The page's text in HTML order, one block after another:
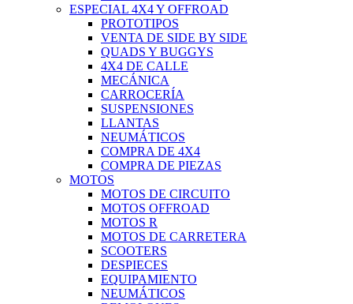
ESPECIAL 4X4 Y OFFROAD
PROTOTIPOS
VENTA DE SIDE BY SIDE
QUADS Y BUGGYS
4X4 DE CALLE
MECÁNICA
CARROCERÍA
SUSPENSIONES
LLANTAS
NEUMÁTICOS
COMPRA DE 4X4
COMPRA DE PIEZAS
MOTOS
MOTOS DE CIRCUITO
MOTOS OFFROAD
MOTOS R
MOTOS DE CARRETERA
SCOOTERS
DESPIECES
EQUIPAMIENTO
NEUMÁTICOS